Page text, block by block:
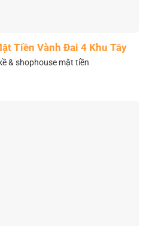
Tiền Vành Đai 4 Khu Tây
& shophouse mặt tiền